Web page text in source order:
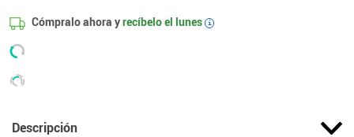
Cómpralo ahora yrecíbelo el lunes i
Descripción